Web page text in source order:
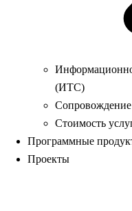
(ИТС)
Стоимость
Программные
Проекты